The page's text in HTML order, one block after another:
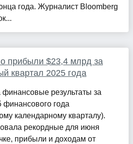
года. Журналист Bloomberg
о прибыли $23,4 млрд за
квартал 2025 года
результаты за
финансового года
календарному кварталу).
рекордные для июня
прибыли и доходам от